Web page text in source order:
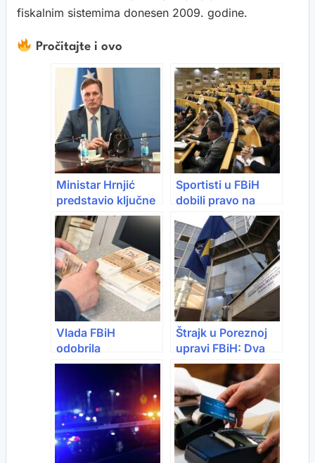
fiskalnim sistemima donesen 2009. godine.
Pročitajte i ovo
Ministar Hrnjić
predstavio ključne
mjere novog
Programa novčanih
podrški članovima
Odbora za
poljoprivredu
Predstavničkog
doma Parlamenta
FBiH
Sportisti u FBiH
dobili pravo na
doživotnu
mjesečnu naknadu
Vlada FBiH
odobrila
usklađivanje
penzija od 11,26
posto i skoro 3,9
miliona KM pomoći
privredi
Štrajk u Poreznoj
upravi FBiH: Dva
sata obustave rada
svaki dan